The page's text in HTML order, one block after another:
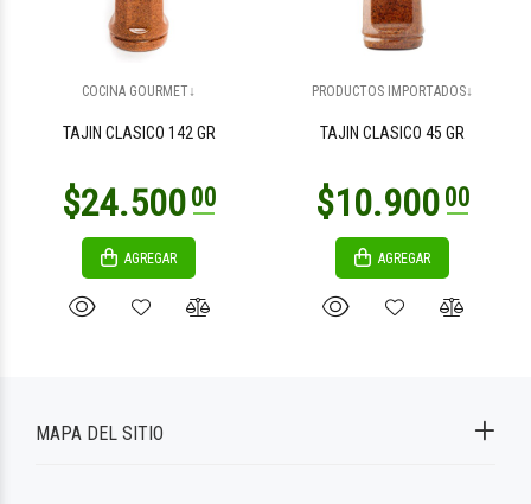
COCINA GOURMET↓
TAJIN CLASICO 142 GR
AGREGAR
PRODUCTOS IMPORTADOS↓
TAJIN CLASICO 45 GR
AGREGAR
MAPA DEL SITIO